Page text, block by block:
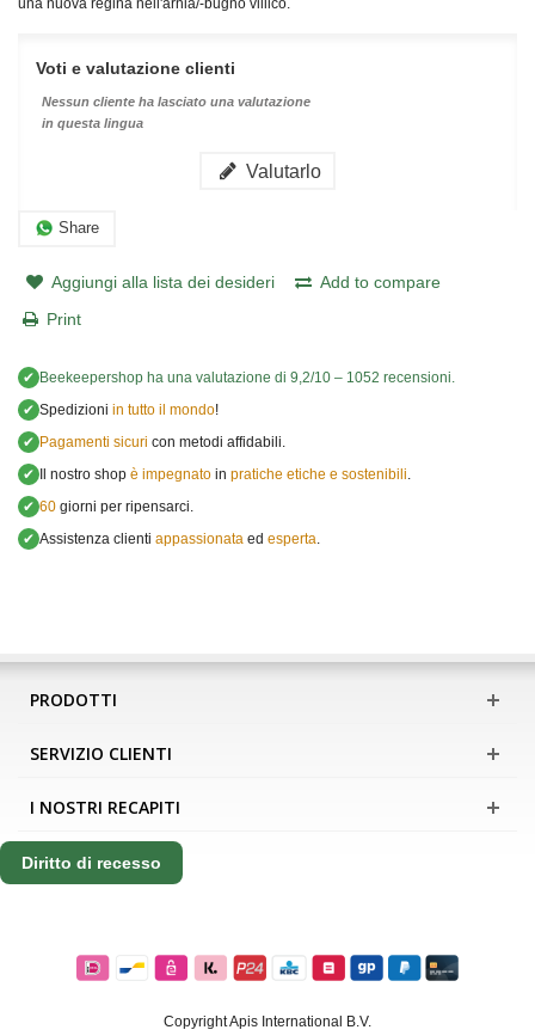
Voti e valutazione clienti
Nessun cliente ha lasciato una valutazione
in questa lingua
Valutarlo
Share
Aggiungi alla lista dei desideri
Add to compare
Print
✔ Beekeepershop ha una valutazione di 9,2/10 – 1052 recensioni.
✔ Spedizioni in tutto il mondo!
✔ Pagamenti sicuri con metodi affidabili.
✔ Il nostro shop è impegnato in pratiche etiche e sostenibili
✔ 60 giorni per ripensarci.
✔ Assistenza clienti appassionata ed esperta
PRODOTTI
SERVIZIO CLIENTI
I NOSTRI RECAPITI
Diritto di recesso
Copyright Apis International B.V.